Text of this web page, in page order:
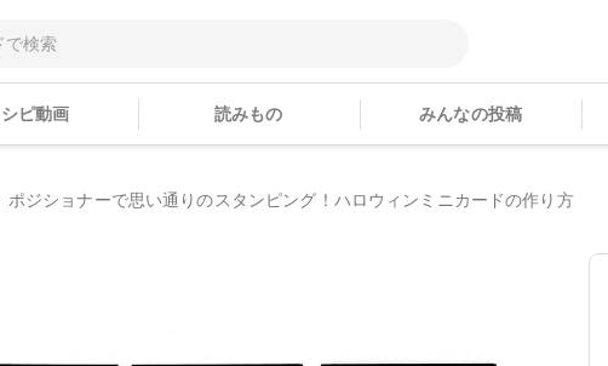
シピ動画 読みもの みんなの投稿
ポジショナーで思い通りのスタンピング！ハロウィンミニカードの作り方